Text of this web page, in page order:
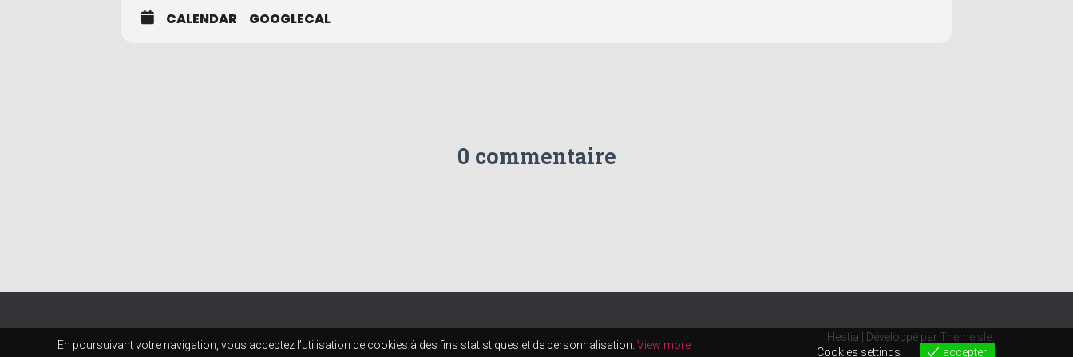
CALENDAR GOOGLECAL
0 commentaire
Hestia | Développé par ThemeIsle
En poursuivant votre navigation, vous acceptez l’utilisation de cookies à des fins statistiques et de personnalisation. View more
Cookies settings accepter